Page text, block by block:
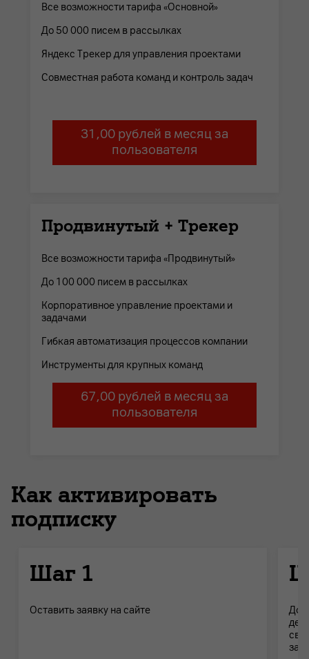
Все возможности тарифа «Основной»
До 50 000 писем в рассылках
Яндекс Трекер для управления проектами
Совместная работа команд и контроль задач
31,00 рублей в месяц за
пользователя
Продвинутый + Трекер
Все возможности тарифа «Продвинутый»
До 100 000 писем в рассылках
Корпоративное управление проектами и
задачами
Гибкая автоматизация процессов компании
Инструменты для крупных команд
67,00 рублей в месяц за
пользователя
Как активировать
подписку
Шаг 1
Оставить заявку на сайте